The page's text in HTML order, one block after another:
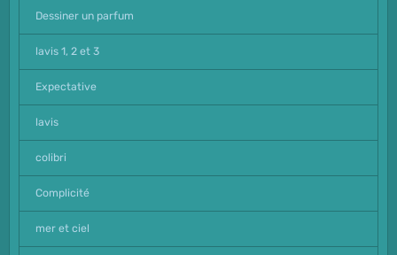
Dessiner un parfum
lavis 1, 2 et 3
Expectative
lavis
colibri
Complicité
mer et ciel